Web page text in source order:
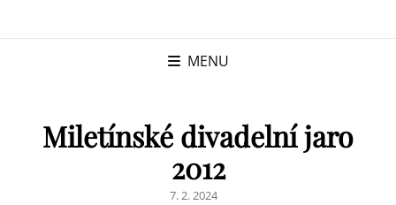
MENU
Miletínské divadelní jaro
2012
POSTED
7. 2. 2024